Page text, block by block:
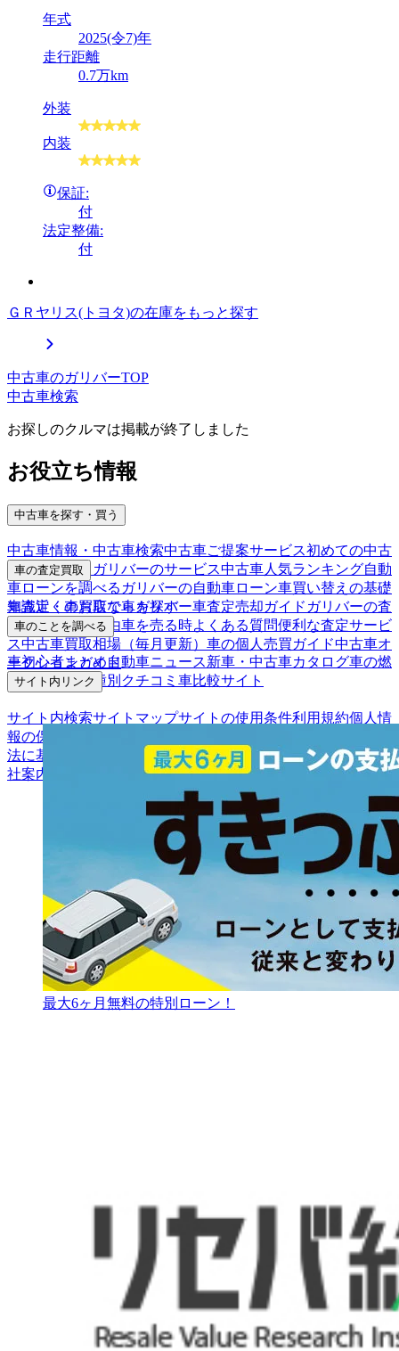
年式
2025(令7)年
走行距離
0.7万km
外装
内装
保証:
付
法定整備:
付
ＧＲヤリス(トヨタ)の在庫をもっと探す
中古車のガリバーTOP
中古車検索
お探しのクルマは掲載が終了しました
お役立ち情報
中古車を探す・買う
中古車情報・中古車検索中古車ご提案サービス初めての中古
車購入ガイド
ガリバーのサービス中古車人気ランキング自動
車ローンを調べる ガリバーの自動車ローン車買い替えの基礎
知識近くのお店で車を探す
車の査定買取
車査定・車買取ならガリバー車査定売却ガイド ガリバーの査
定が選ばれる理由車を売る時よくある質問便利な査定サービ
ス中古車買取相場（毎月更新） 車の個人売買ガイド中古車オ
ークションガイド
車のことを調べる
車初心者まとめ自動車ニュース新車・中古車カタログ車の燃
費を調べる車種別クチコミ 車比較サイト
サイト内リンク
サイト内検索サイトマップサイトの使用条件利用規約個人情
報の保護について
法に基づく表示
アフィリエイトパートナー募集お客様の声会
社案内
最大6ヶ月無料の特別ローン！